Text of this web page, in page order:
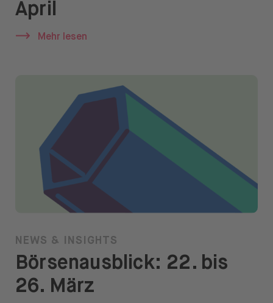
News & Insights
Prime
Über uns
Karriere
Presse
Hilfe
DE
Öffnen Sie das Sprachwechselmenü
April
Mehr lesen
NEWS & INSIGHTS
Börsenausblick: 22. bis
26. März